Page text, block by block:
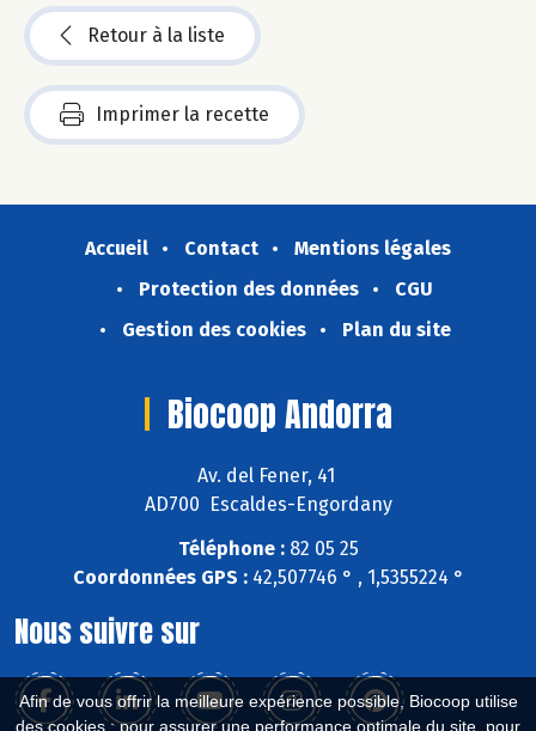
Afin de vous offrir la meilleure expérience possible, Biocoop utilise
des cookies : pour assurer une performance optimale du site, pour
Retour à la liste
Imprimer la recette
Accueil Contact
Mentions légales
Protection des données
CGU
Gestion des cookies
Plan du site
Biocoop Andorra
Av. del Fener, 41
AD700 Escaldes-Engordany
Téléphone :82 05 25
Coordonnées GPS :42,507746 ° , 1,5355224 °
Nous suivre sur